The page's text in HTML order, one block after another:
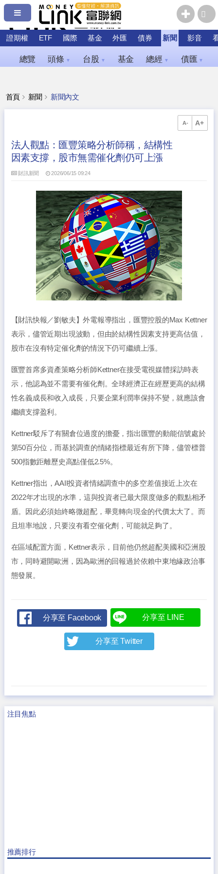
證期權 ETF 國際 基金 外匯 債券 新聞 影音
總覽 頭條 ▼ 台股 ▼ 基金 總經 ▼ 債匯 ▼
首頁 新聞 新聞內文
A- A+
法人觀點：匯豐策略分析師稱，結構性
因素支撐，股市無需催化劑仍可上漲
財訊新聞 2026/06/15 09:24
【財訊快報／劉敏夫】外電報導指出，匯豐控股的Max Kettner
表示，儘管近期出現波動，但由於結構性因素支持更高估值，
股市在沒有特定催化劑的情況下仍可繼續上漲。
匯豐首席多資產策略分析師Kettner在接受電視媒體採訪時表
示，他認為並不需要有催化劑。全球經濟正在經歷更高的結構
性名義成長和收入成長，只要企業利潤率保持不變，就應該會
繼續支撐盈利。
Kettner駁斥了有關倉位過度的擔憂，指出匯豐的動能信號處於
第50百分位，而基於調查的情緒指標最近有所下降，儘管標普
500指數距離歷史高點僅低2.5%。
Kettner指出，AAII投資者情緒調查中的多空差值接近上次在
2022年才出現的水準，這與投資者已最大限度做多的觀點相矛
盾。因此必須始終略微超配，畢竟轉向現金的代價太大了。而
且坦率地說，只要沒有看空催化劑，可能就足夠了。
在區域配置方面，Kettner表示，目前他仍然超配美國和亞洲股
市，同時避開歐洲，因為歐洲的回報過於依賴中東地緣政治事
態發展。
分享至 Facebook 分享至 LINE
分享至 Twitter
注目焦點
推薦排行